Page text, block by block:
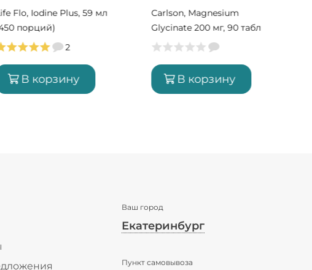
Flo, Iodine Plus, 59 мл
порций)
2
В корзину
Carlson, Magnesium
Glycinate 200 мг, 90 табл
(90 порций)
В корзину
Ваш город
Екатеринбург
Екатеринбург ваш город?
Пункт самовывоза